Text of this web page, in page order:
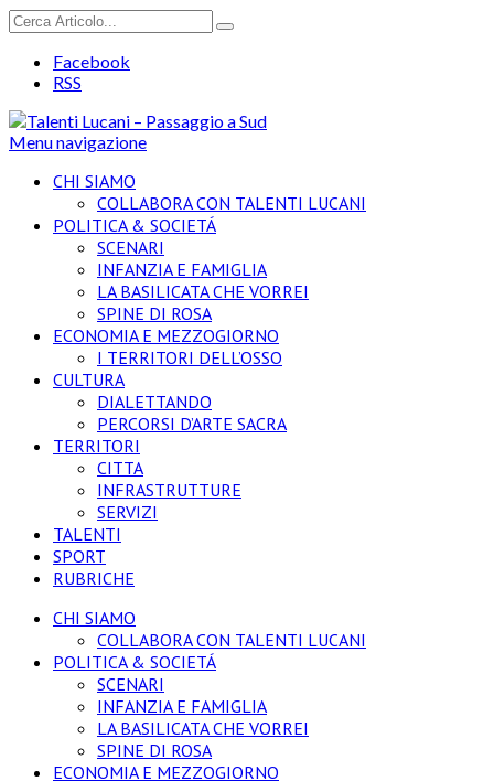
Facebook
RSS
Menu navigazione
CHI SIAMO
COLLABORA CON TALENTI LUCANI
POLITICA & SOCIETÁ
SCENARI
INFANZIA E FAMIGLIA
LA BASILICATA CHE VORREI
SPINE DI ROSA
ECONOMIA E MEZZOGIORNO
I TERRITORI DELL’OSSO
CULTURA
DIALETTANDO
PERCORSI D’ARTE SACRA
TERRITORI
CITTA
INFRASTRUTTURE
SERVIZI
TALENTI
SPORT
RUBRICHE
CHI SIAMO
COLLABORA CON TALENTI LUCANI
POLITICA & SOCIETÁ
SCENARI
INFANZIA E FAMIGLIA
LA BASILICATA CHE VORREI
SPINE DI ROSA
ECONOMIA E MEZZOGIORNO